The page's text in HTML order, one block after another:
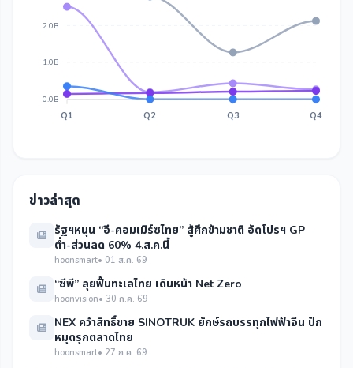
2.0B
1.0B
0.0B
Q1 Q2 Q3 Q4
ข่าวล่าสุด
รัฐฯหนุน “อี-คอมเมิร์ซไทย” สู้ศึกข้ามชาติ อัดโปรฯ GP
ต่ำ-ส่วนลด 60% 4.ส.ค.นี้
hoonsmart• 01 ส.ค. 69
“ซีพี” ลุยฟื้นทะเลไทย เดินหน้า Net Zero
hoonvision• 30 ก.ค. 69
NEX คว้าสิทธิ์ขาย SINOTRUK ยักษ์รถบรรทุกไฟฟ้าจีน ปัก
หมุดรุกตลาดไทย
hoonsmart• 27 ก.ค. 69